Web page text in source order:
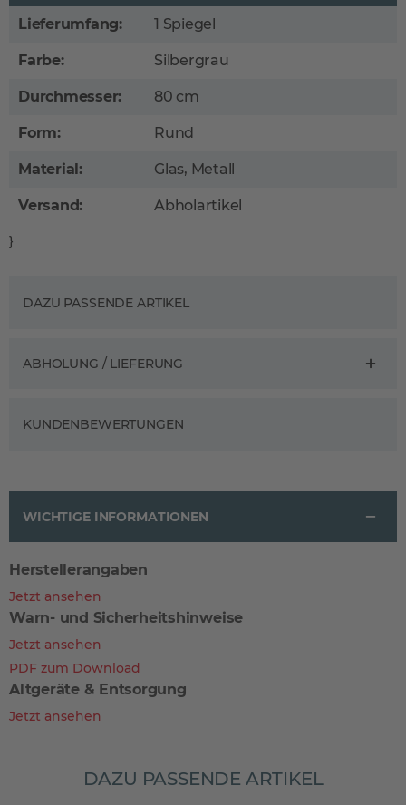
Lieferumfang: 1 Spiegel
Farbe: Silbergrau
Durchmesser: 80 cm
Form: Rund
Material: Glas, Metall
Versand: Abholartikel
}
DAZU PASSENDE ARTIKEL
ABHOLUNG / LIEFERUNG
KUNDENBEWERTUNGEN
WICHTIGE INFORMATIONEN
Herstellerangaben
Jetzt ansehen
Warn- und Sicherheitshinweise
Jetzt ansehen
PDF zum Download
Altgeräte & Entsorgung
Jetzt ansehen
DAZU PASSENDE ARTIKEL